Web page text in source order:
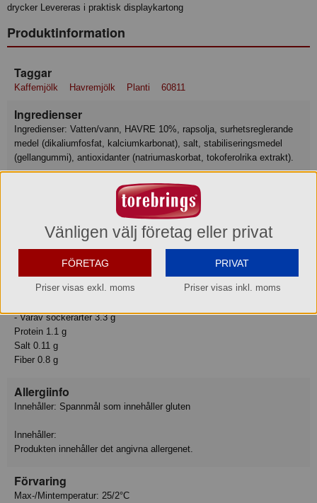
drycker Levereras i praktisk displaykartong
Produktinformation
Taggar
Kaffemjölk Havremjölk Planti 60811
Ingredienser
medel (dikaliumfosfat, kalciumkarbonat), salt, stabiliseringsmedel
(gellangummi), antioxidanter (natriumaskorbat, tokoferolrika extrakt).
Basmängdsdeklaration: 100 Milliliter
Näringsvärden:
Energi 61 kcal
Fett 3 g
- Varav mättat fett 0.3 g
- Varav sockerarter 3.3 g
Protein 1.1 g
Salt 0.11 g
Fiber 0.8 g
Allergiinfo
Innehåller: Spannmål som innehåller gluten
Innehåller:
Produkten innehåller det angivna allergenet.
Förvaring
Max-/Mintemperatur: 25/2°C
Vänligen välj företag eller privat
FÖRETAG
Priser visas exkl. moms
PRIVAT
Priser visas inkl. moms